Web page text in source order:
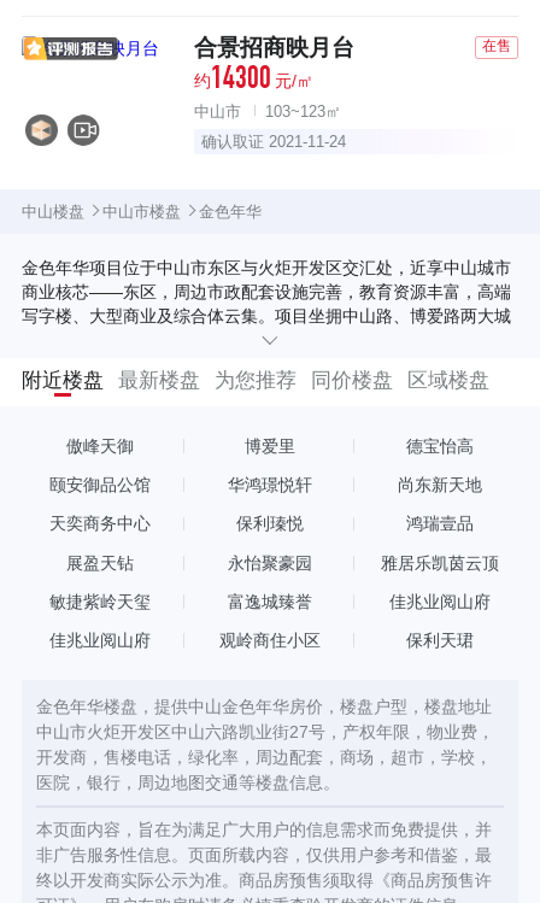
合景招商映月台 在售
约14300 元/㎡
中山市
103~123㎡
确认取证 2021-11-24
中山楼盘 中山市楼盘 金色年华
金色年华项目位于中山市东区与火炬开发区交汇处，近享中山城市
商业核芯——东区，周边市政配套设施完善，教育资源丰富，高端
写字楼、大型商业及综合体云集。项目坐拥中山路、博爱路两大城
市黄金主轴，交通便捷。 项目总占地约346亩，第一期开发约159
耕中山规模最大、地段最好的精品项目“金色年华”一词，是人生中
的金色生活，犒赏辉煌极致的金色人生。 金色年华站在城市开拓者
与建设者的角度上，洞察城市社交新诉求，预见新社交时代即将来
临，全新首创中山第一座真正意义上的多元会客平台——【城市会
时代，让社交在有温度的空间里得以回归本真。金色年华【城市会
客厅】集优雅入户大堂、浪漫咖啡厅、品味茶室、红酒品鉴、桌球
亲子休闲等多功能私家礼遇生活场。 世界湾区，金色年华。在粤港
澳大湾区建设世界第四大湾区的时代背景下，金色年华立足湾区几
何中心城市——中山市，打造世界湾区之上的生活体验，完美地将
悦繁华、悦品质、悦生态、悦服务六重悦章阐释金色年华人居新高
度，以传世的品质、极致的考究，开创城市金色生活新标杆，用细
节缔造金色人生的星级礼遇。
附近楼盘 最新楼盘 为您推荐 同价楼盘 区域楼盘
傲峰天御 博爱里 德宝怡高
颐安御品公馆 华鸿璟悦轩 尚东新天地
天奕商务中心 保利瑧悦 鸿瑞壹品
展盈天钻 永怡聚豪园 雅居乐凯茵云顶
敏捷紫岭天玺 富逸城臻誉 佳兆业阅山府
佳兆业阅山府 观岭商住小区 保利天珺
金色年华楼盘，提供中山金色年华房价，楼盘户型，楼盘地址
中山市火炬开发区中山六路凯业街27号，产权年限，物业费，
开发商，售楼电话，绿化率，周边配套，商场，超市，学校，
医院，银行，周边地图交通等楼盘信息。
本页面内容，旨在为满足广大用户的信息需求而免费提供，并
非广告服务性信息。页面所载内容，仅供用户参考和借鉴，最
终以开发商实际公示为准。商品房预售须取得《商品房预售许